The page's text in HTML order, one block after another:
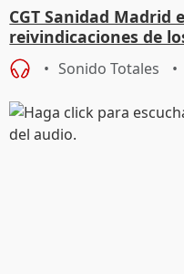
CGT Sanidad Madrid
reivindicaciones de
Emergencias
Sonido Totales